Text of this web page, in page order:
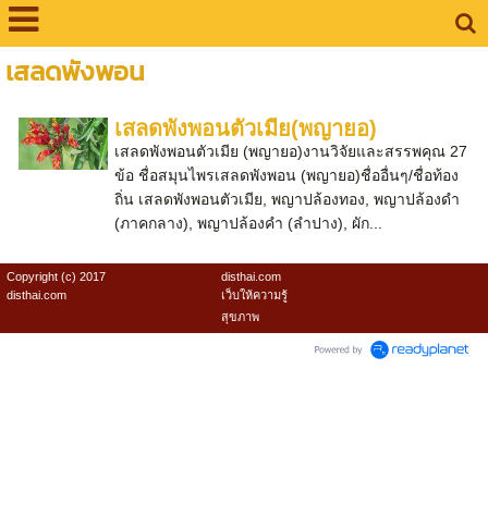
เสลดพังพอน
เสลดพังพอนตัวเมีย(พญายอ)
เสลดพังพอนตัวเมีย (พญายอ)งานวิจัยและสรรพคุณ 27
ข้อ ชื่อสมุนไพรเสลดพังพอน (พญายอ)ชื่ออื่นๆ/ชื่อท้อง
ถิ่น เสลดพังพอนตัวเมีย, พญาปล้องทอง, พญาปล้องดำ
(ภาคกลาง), พญาปล้องคำ (ลำปาง), ผัก...
Copyright (c) 2017
disthai.com
disthai.com
เว็บให้ความรู้
สุขภาพ